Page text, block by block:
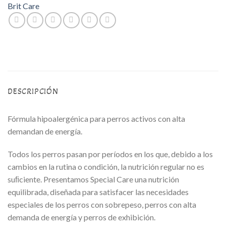
Brit Care
DESCRIPCIÓN
Fórmula hipoalergénica para perros activos con alta
demandan de energía.
Todos los perros pasan por períodos en los que, debido a los
cambios en la rutina o condición, la nutrición regular no es
suﬁciente. Presentamos Special Care una nutrición
equilibrada, diseñada para satisfacer las necesidades
especiales de los perros con sobrepeso, perros con alta
demanda de energía y perros de exhibición.